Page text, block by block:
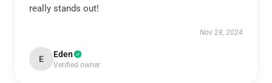
really stands out!
Nov 28, 2024
E Eden
Verified owner